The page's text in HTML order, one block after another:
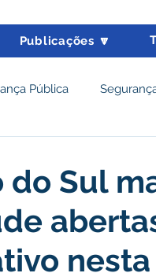
Publicações 🔽
Pública
Departamento de Limpeza
do Sul
nesta